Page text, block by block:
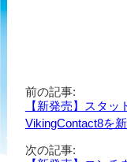
前の記事:
【新発売】スタ
VikingContact8を
次の記事: